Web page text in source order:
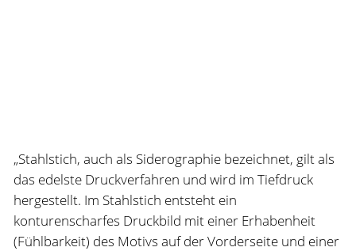
„Stahlstich, auch als Siderographie bezeichnet, gilt als
das edelste Druckverfahren und wird im Tiefdruck
hergestellt. Im Stahlstich entsteht ein
konturenscharfes Druckbild mit einer Erhabenheit
(Fühlbarkeit) des Motivs auf der Vorderseite und einer